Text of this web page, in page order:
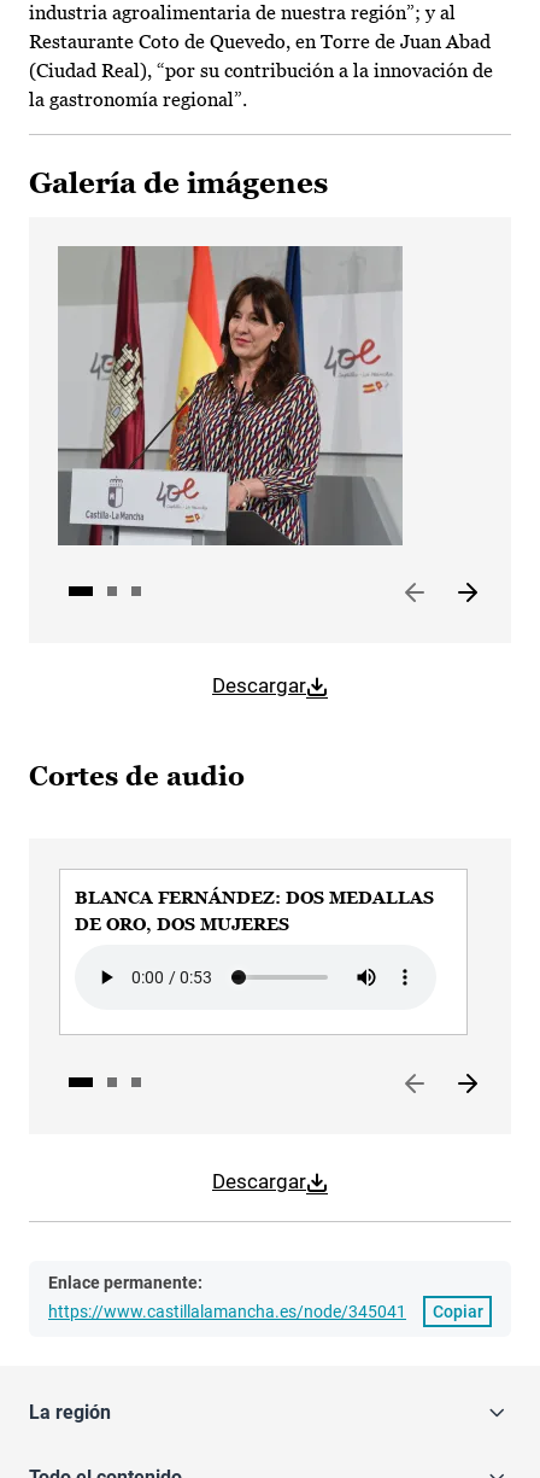
industria agroalimentaria de nuestra región”; y al
Restaurante Coto de Quevedo, en Torre de Juan Abad
(Ciudad Real), “por su contribución a la innovación de
la gastronomía regional”.
Galería de imágenes
Descargar
Cortes de audio
Descargar
BLANCA FERNÁNDEZ: DOS MEDALLAS
DE ORO, DOS MUJERES
Enlace permanente:
https://www.castillalamancha.es/node/345041
Copiar
La región